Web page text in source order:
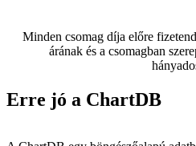
Minden csomag díja előre
árának és a csomagban
Erre jó a ChartDB